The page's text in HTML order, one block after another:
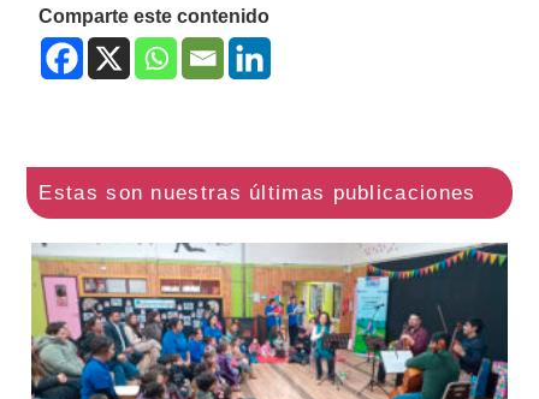
Comparte este contenido